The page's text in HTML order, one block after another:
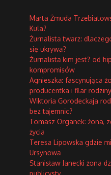
Marta Żmuda
Kula?
Żurnalista twarz:
się ukrywa?
Żurnalista kim jest? od
kompromisów
Agnieszka: fascynująca
producentka i filar rodziny
Wiktoria Gorodeckaja
bez tajemnic?
Tomasz Organek: żona,
życia
Teresa Lipowska gdzie
Ursynowa
Stanisław Janecki żona
publicysty